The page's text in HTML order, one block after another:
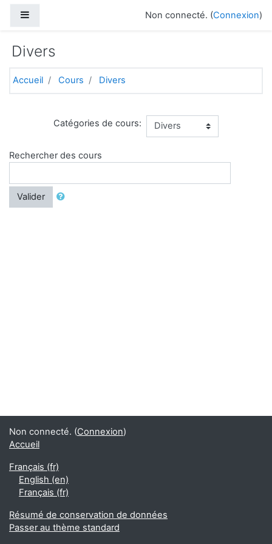
Non connecté. (Connexion)
Divers
Accueil Cours Divers
Catégories de cours:
Rechercher des cours
Valider
Non connecté. (Connexion)
Accueil
Français ‎(fr)‎
English ‎(en)‎
Français ‎(fr)‎
Résumé de conservation de données
Passer au thème standard